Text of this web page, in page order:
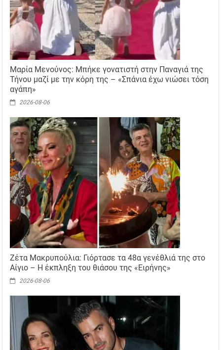
Μαρία Μενούνος: Μπήκε γονατιστή στην Παναγιά της
Τήνου μαζί με την κόρη της – «Σπάνια έχω νιώσει τόση
αγάπη»
2026-08-06
Ζέτα Μακρυπούλια: Γιόρτασε τα 48α γενέθλιά της στο
Αίγιο – Η έκπληξη του θιάσου της «Ειρήνης»
2026-08-06